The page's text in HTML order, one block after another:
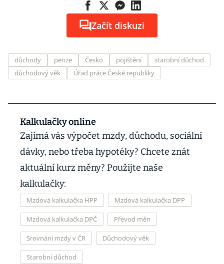
Začít diskuzi
důchody penze Česko pojištění
starobní důchod
důchodový věk
Úřad práce České republiky
Kalkulačky online
Zajímá vás výpočet mzdy, důchodu, sociální
dávky, nebo třeba hypotéky? Chcete znát
aktuální kurz měny? Použijte naše
kalkulačky:
Mzdová kalkulačka HPP Mzdová kalkulačka DPP
Mzdová kalkulačka DPČ Převod měn
Srovnání mzdy v ČR Důchodový věk
Starobní důchod